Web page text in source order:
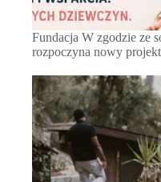
Fundacja W zgodzie ze
rozpoczyna nowy